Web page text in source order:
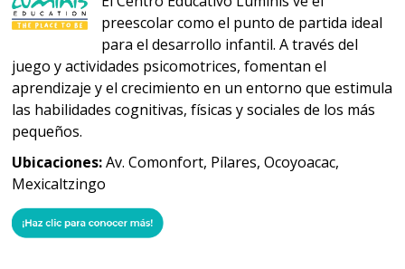
preescolar como el punto de partida ideal
para el desarrollo infantil. A través del
juego y actividades psicomotrices, fomentan el
aprendizaje y el crecimiento en un entorno que estimula
las habilidades cognitivas, físicas y sociales de los más
pequeños.
Ubicaciones:Av. Comonfort, Pilares, Ocoyoacac,
Mexicaltzingo